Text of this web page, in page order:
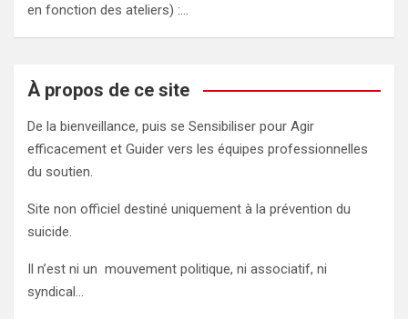
en fonction des ateliers) :…
À propos de ce site
De la bienveillance, puis se Sensibiliser pour Agir
efficacement et Guider vers les équipes professionnelles
du soutien.
Site non officiel destiné uniquement à la prévention du
suicide.
Il n’est ni un mouvement politique, ni associatif, ni
syndical…